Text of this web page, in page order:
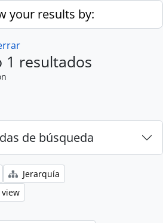
your results by:
1 resultados
de búsqueda
Jerarquía